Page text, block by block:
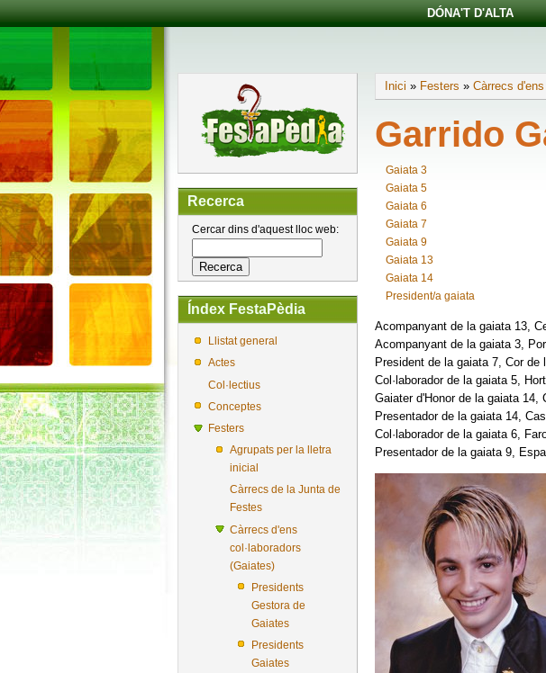
DÓNA'T D'ALTA
Recerca
Cercar dins d'aquest lloc web:
Índex FestaPèdia
Llistat general
Actes
Col·lectius
Conceptes
Festers
Agrupats per la lletra
inicial
Càrrecs de la Junta de
Festes
Càrrecs d'ens
col·laboradors
(Gaiates)
Presidents
Gestora de
Gaiates
Presidents
Gaiates
Inici » Festers » Càrrecs
Garrido
Gaiata 3
Gaiata 5
Gaiata 6
Gaiata 7
Gaiata 9
Gaiata 13
Gaiata 14
President/a gaiata
Acompanyant de la gaiata 13,
Acompanyant de la gaiata 3,
President de la gaiata 7, Cor de
Col·laborador de la gaiata 5,
Gaiater d'Honor de la gaiata 14,
Presentador de la gaiata 14,
Col·laborador de la gaiata 6,
Presentador de la gaiata 9,